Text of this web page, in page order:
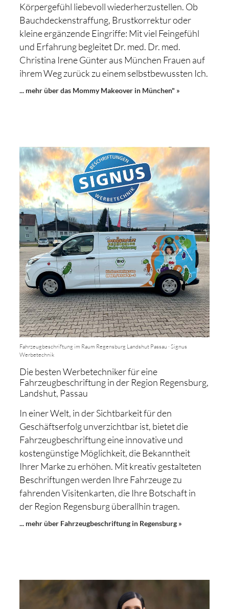
Körpergefühl liebevoll wiederherzustellen. Ob
Bauchdeckenstraffung, Brustkorrektur oder
kleine ergänzende Eingriffe: Mit viel Feingefühl
und Erfahrung begleitet Dr. med. Dr. med.
Christina Irene Günter aus München Frauen auf
ihrem Weg zurück zu einem selbstbewussten Ich.
... mehr über das Mommy Makeover in München" »
Fahrzeugbeschriftung im Raum Regensburg Landshut Passau · Signus
Werbetechnik
Die besten Werbetechniker für eine
Fahrzeugbeschriftung in der Region Regensburg,
Landshut, Passau
In einer Welt, in der Sichtbarkeit für den
Geschäftserfolg unverzichtbar ist, bietet die
Fahrzeugbeschriftung eine innovative und
kostengünstige Möglichkeit, die Bekanntheit
Ihrer Marke zu erhöhen. Mit kreativ gestalteten
Beschriftungen werden Ihre Fahrzeuge zu
fahrenden Visitenkarten, die Ihre Botschaft in
der Region Regensburg überallhin tragen.
... mehr über Fahrzeugbeschriftung in Regensburg »